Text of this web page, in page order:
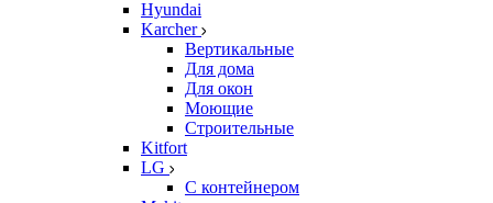
Hyundai
Karcher
Вертикальные
Для дома
Для окон
Моющие
Строительные
Kitfort
LG
С контейнером